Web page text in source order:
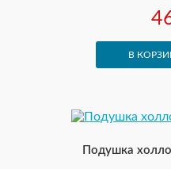
В
Подушка